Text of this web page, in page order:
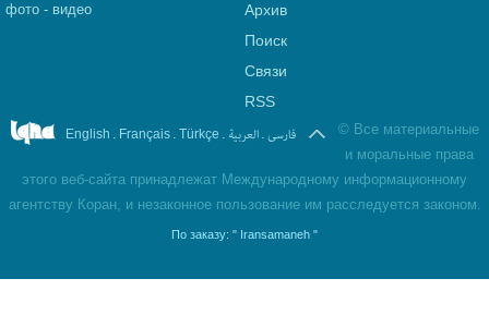
фото - видео
Архив
Поиск
Связи
RSS
English . Français . Türkçe . العربیة . فارسی © Все материальные
и моральные права
этого веб-сайта принадлежат Международному информационному
агентству Коран, и незаконное пользование им расследуется законом.
По заказу: " Iransamaneh "